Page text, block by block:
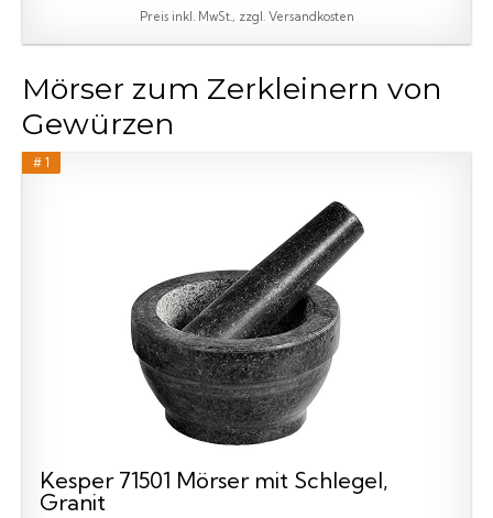
Preis inkl. MwSt., zzgl. Versandkosten
Mörser zum Zerkleinern von
Gewürzen
# 1
Kesper 71501 Mörser mit Schlegel,
Granit